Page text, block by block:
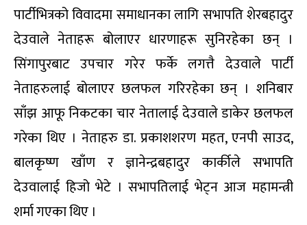
पार्टीभित्रको विवादमा समाधानका लागि सभापति शेरबहादुर
देउवाले नेताहरू बोलाएर धारणाहरू सुनिरहेका छन् ।
सिंगापुरबाट उपचार गरेर फर्के लगत्तै देउवाले पार्टी
नेताहरुलाई बोलाएर छलफल गरिरहेका छन् । शनिबार
साँझ आफू निकटका चार नेतालाई देउवाले डाकेर छलफल
गरेका थिए । नेताहरु डा. प्रकाशशरण महत, एनपी साउद,
बालकृष्ण खाँण र ज्ञानेन्द्रबहादुर कार्कीले सभापति
देउवालाई हिजो भेटे । सभापतिलाई भेट्न आज महामन्त्री
शर्मा गएका थिए ।